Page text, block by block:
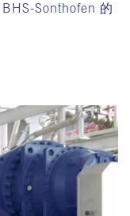
Sonthofen 的